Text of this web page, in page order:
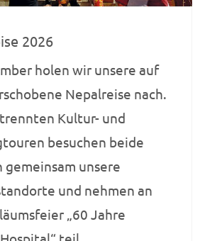
2026
holen wir unsere auf
Nepalreise nach.
Kultur- und
besuchen beide
gemeinsam unsere
und nehmen an
„60 Jahre